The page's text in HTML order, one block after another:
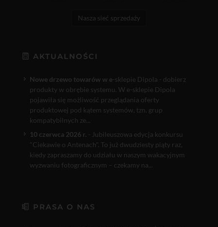
Nasza sieć sprzedaży
AKTUALNOŚCI
Nowe drzewo towarów w e-sklepie Dipola - dobierz
produkty w obrębie systemu. W e-sklepie Dipola
pojawiła się możliwość przeglądania oferty
produktowej pod kątem systemów, tzn. grup
kompatybilnych ze...
10 czerwca 2026 r. - Jubileuszowa edycja konkursu
"Ciekawie o Antenach". To już dwudziesty piąty raz,
kiedy zapraszamy do udziału w naszym wakacyjnym
wyzwaniu fotograficznym – czekamy na...
PRASA O NAS